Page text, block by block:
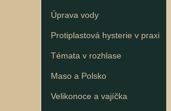
Úprava vody
Protiplastová hysterie v praxi
Témata v rozhlase
Maso a Polsko
Velikonoce a vajíčka